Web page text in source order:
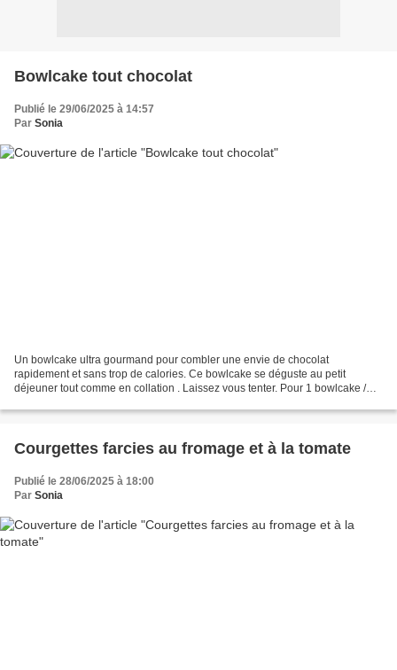
Bowlcake tout chocolat
Publié le 29/06/2025 à 14:57
Par Sonia
Un bowlcake ultra gourmand pour combler une envie de chocolat
rapidement et sans trop de calories. Ce bowlcake se déguste au petit
déjeuner tout comme en collation . Laissez vous tenter. Pour 1 bowlcake /
Courgettes farcies au fromage et à la tomate
Publié le 28/06/2025 à 18:00
Par Sonia